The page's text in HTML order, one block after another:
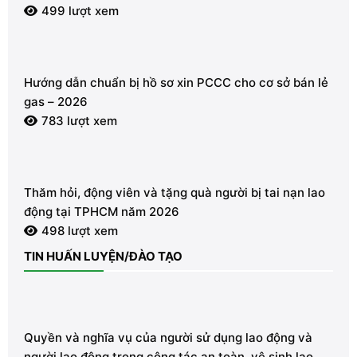
499 lượt xem
Hướng dẫn chuẩn bị hồ sơ xin PCCC cho cơ sở bán lẻ
gas – 2026
783 lượt xem
Thăm hỏi, động viên và tặng quà người bị tai nạn lao
động tại TPHCM năm 2026
498 lượt xem
TIN HUẤN LUYỆN/ĐÀO TẠO
Quyền và nghĩa vụ của người sử dụng lao động và